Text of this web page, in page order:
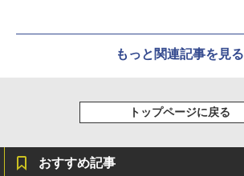
もっと関連記事を見る
トップページに戻る
おすすめ記事